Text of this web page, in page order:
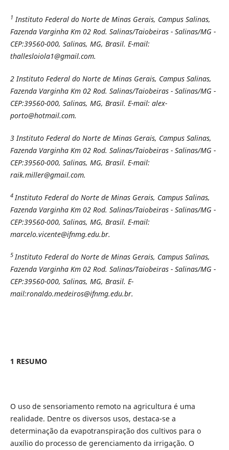
1 Instituto Federal do Norte de Minas Gerais, Campus Salinas,
Fazenda Varginha Km 02 Rod. Salinas/Taiobeiras - Salinas/MG -
CEP:39560-000, Salinas, MG, Brasil. E-mail:
thallesloiola1@gmail.com.
2 Instituto Federal do Norte de Minas Gerais, Campus Salinas,
Fazenda Varginha Km 02 Rod. Salinas/Taiobeiras - Salinas/MG -
CEP:39560-000, Salinas, MG, Brasil. E-mail: alex-
porto@hotmail.com.
3 Instituto Federal do Norte de Minas Gerais, Campus Salinas,
Fazenda Varginha Km 02 Rod. Salinas/Taiobeiras - Salinas/MG -
CEP:39560-000, Salinas, MG, Brasil. E-mail:
raik.miller@gmail.com.
4 Instituto Federal do Norte de Minas Gerais, Campus Salinas,
Fazenda Varginha Km 02 Rod. Salinas/Taiobeiras - Salinas/MG -
CEP:39560-000, Salinas, MG, Brasil. E-mail:
marcelo.vicente@ifnmg.edu.br.
5 Instituto Federal do Norte de Minas Gerais, Campus Salinas,
Fazenda Varginha Km 02 Rod. Salinas/Taiobeiras - Salinas/MG -
CEP:39560-000, Salinas, MG, Brasil. E-
mail:ronaldo.medeiros@ifnmg.edu.br.
1 RESUMO
O uso de sensoriamento remoto na agricultura é uma
realidade. Dentre os diversos usos, destaca-se a
determinação da evapotranspiração dos cultivos para o
auxílio do processo de gerenciamento da irrigação. O